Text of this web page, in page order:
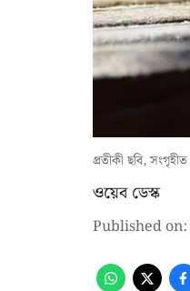
প্রতীকী ছবি, সংগৃহীত
ওয়েব ডেস্ক
Published on: